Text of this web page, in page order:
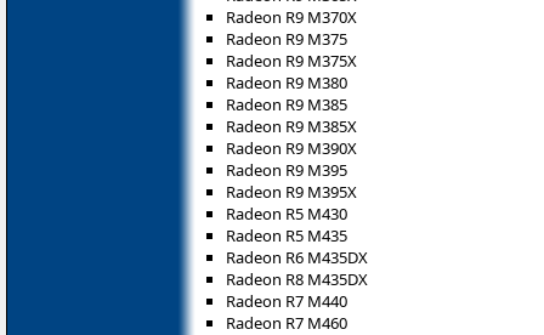
Radeon R9 M370X
Radeon R9 M375
Radeon R9 M375X
Radeon R9 M380
Radeon R9 M385
Radeon R9 M385X
Radeon R9 M390X
Radeon R9 M395
Radeon R9 M395X
Radeon R5 M430
Radeon R5 M435
Radeon R6 M435DX
Radeon R8 M435DX
Radeon R7 M440
Radeon R7 M460